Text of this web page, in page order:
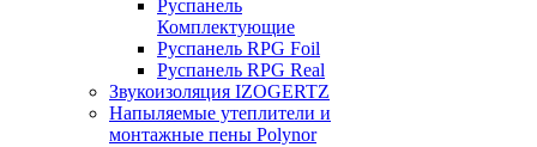
Руспанель
Комплектующие
Руспанель RPG Foil
Руспанель RPG Real
Звукоизоляция IZOGERTZ
Напыляемые утеплители и
монтажные пены Polynor